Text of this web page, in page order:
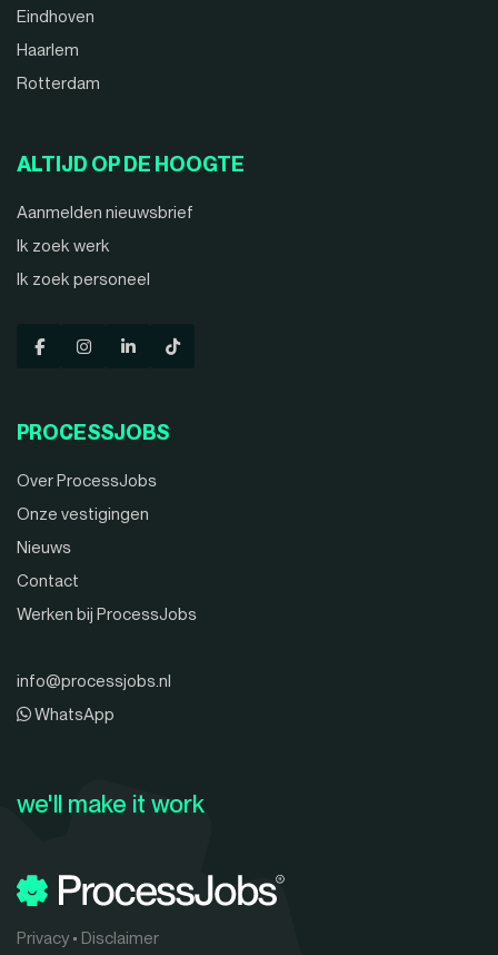
Eindhoven
Haarlem
Rotterdam
ALTIJD OP DE HOOGTE
Aanmelden nieuwsbrief
Ik zoek werk
Ik zoek personeel
PROCESSJOBS
Over ProcessJobs
Onze vestigingen
Nieuws
Contact
Werken bij ProcessJobs
info@processjobs.nl
WhatsApp
Privacy• Disclaimer
we'll make it work